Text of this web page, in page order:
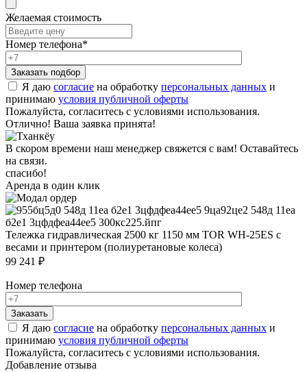
Желаемая стоимость
Номер телефона*
Я даю согласие на обработку персональных данных и
принимаю условия публичной оферты
Пожалуйста, согласитесь с условиями использования.
Отлично! Ваша заявка принята!
В скором времени наш менеджер свяжется с вам! Оставайтесь
на связи.
спасибо!
Аренда в один клик
Тележка гидравлическая 2500 кг 1150 мм TOR WH-25ES с
весами и принтером (полиуретановые колеса)
99 241 ₽
Номер телефона
Я даю согласие на обработку персональных данных и
принимаю условия публичной оферты
Пожалуйста, согласитесь с условиями использования.
Добавление отзыва